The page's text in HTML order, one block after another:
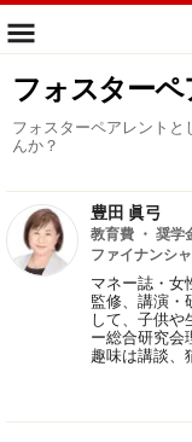
フォスターペ
フォスターペアレント
んか？
豊田 眞弓
教育費 ・ 奨学
ファイナンシ
マネー誌・女
監修、講演・
して、子供や
ー総合研究会
趣味は講談、